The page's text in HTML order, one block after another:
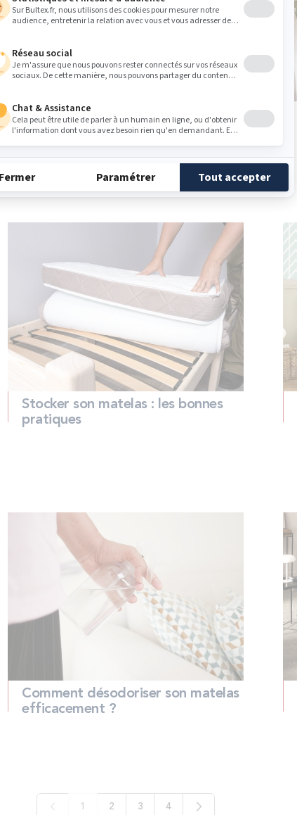
Quelle est la durée de vie d'un
matelas
Stocker son matelas : les bonnes
pratiques
Comment désodoriser son matelas
efficacement ?
Vous lisez actuellement la page
1
Page
2
Page
3
Page
4